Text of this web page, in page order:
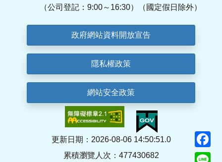
（公司登記：9:00～16:30）（國定假日除外）
政府網站資料開放宣告
隱私權政策
網站安全政策
更新日期：2026-08-06 14:50:51.0
累積瀏覽人次：477430682